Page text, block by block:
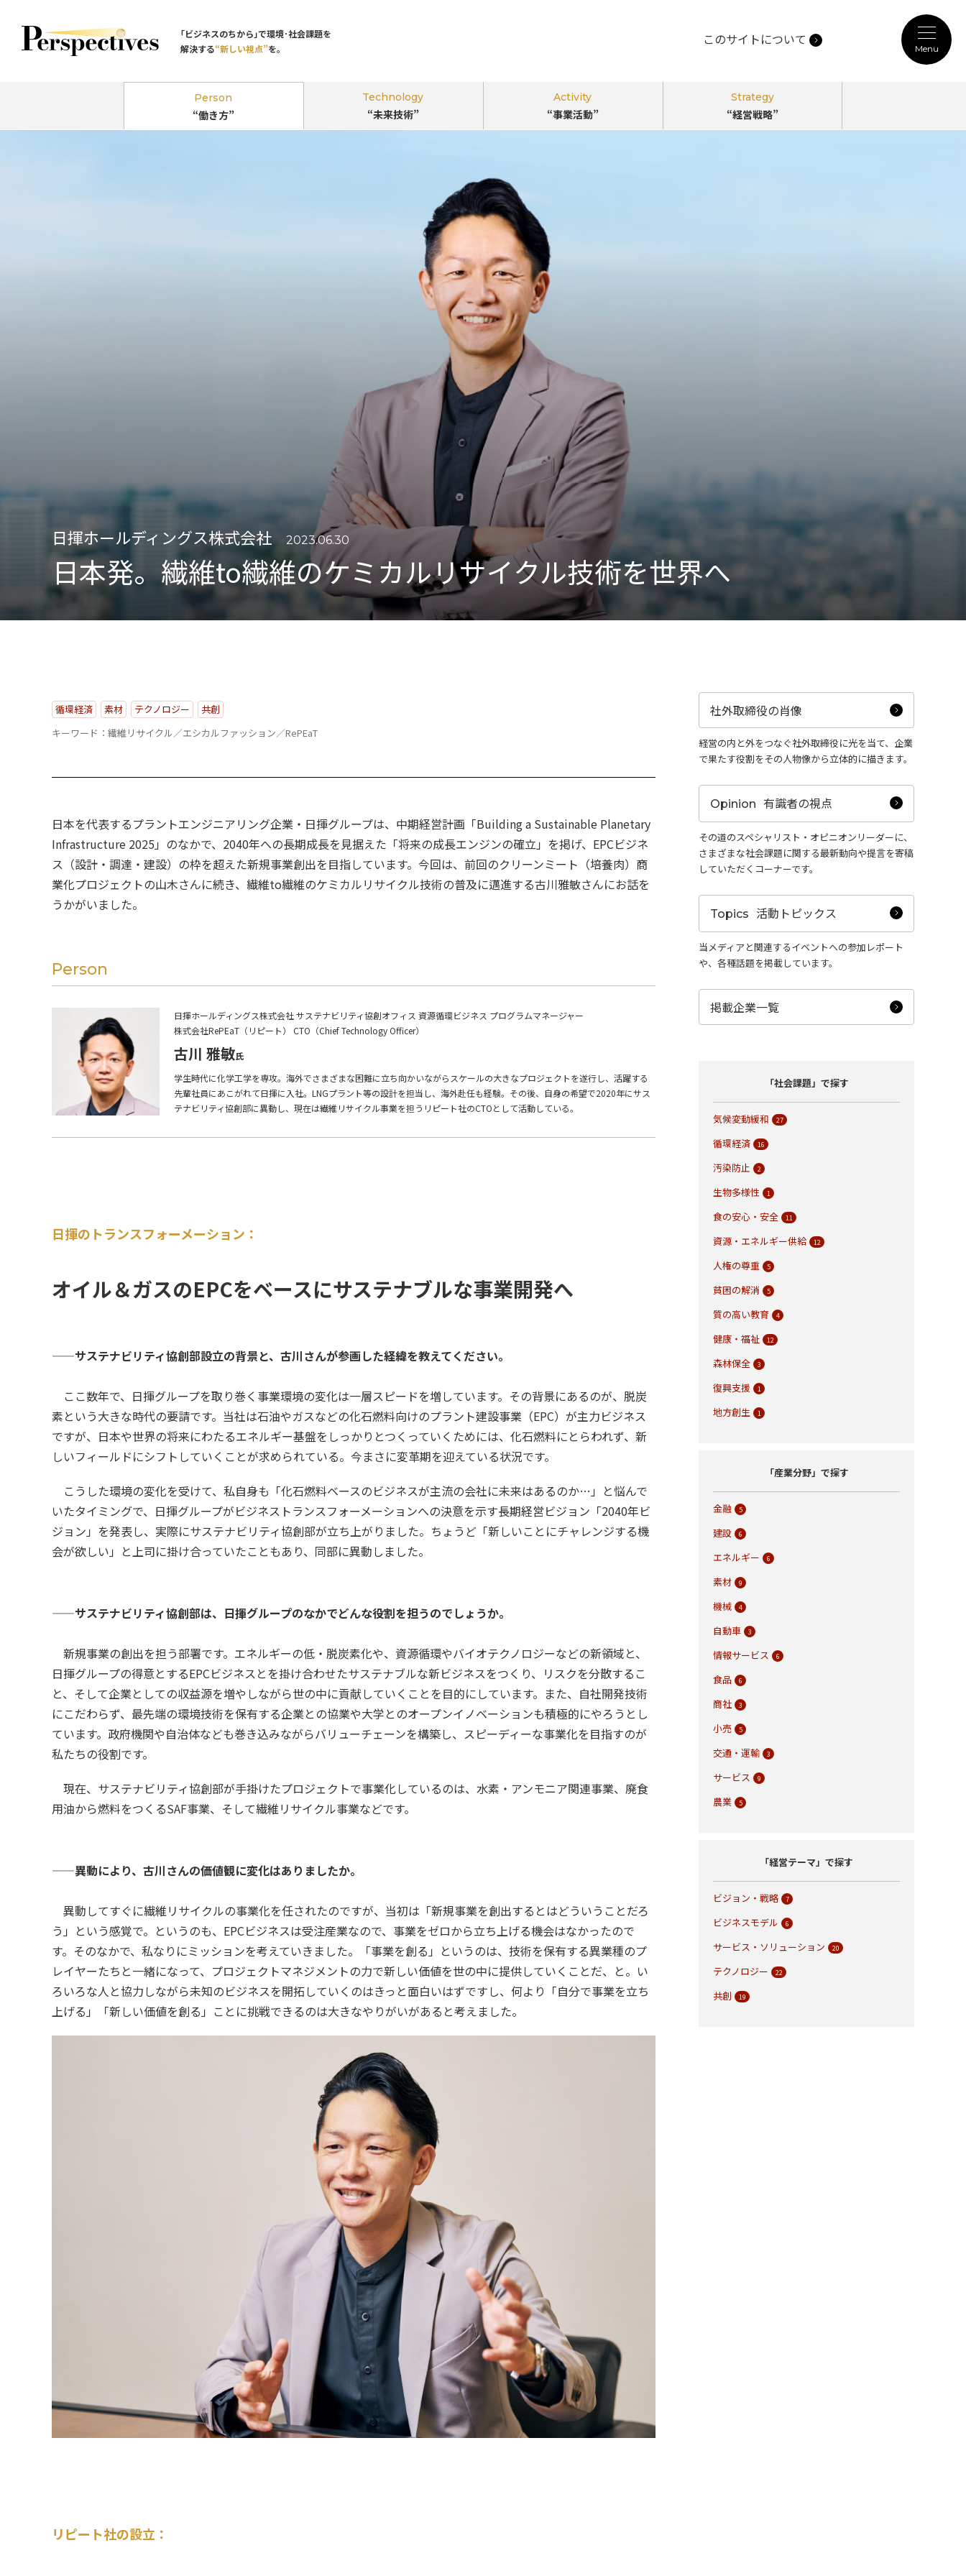
｢ビジネスのちから｣で環境･社会課題を
解決する“新しい視点”を。
このサイトについて
Person
“働き方”
Technology
“未来技術”
Activity
“事業活動”
Strategy
“経営戦略”
Menu
記事カテゴリ
Person
“経営戦略”
社外取締役の肖像
有識者の視点
活動トピックス
“新しい視点”を。
このサイトについて
日揮ホールディングス株式会社 2023.06.30
日本発。繊維to繊維のケミカルリサイクル技術を世界へ
循環経済 素材 テクノロジー
共創
キーワード：繊維リサイクル／エシカルファッション／RePEaT
日本を代表するプラントエンジニアリング企業・日揮グループは、中期経営計画「Building a Sustainable Planetary
Infrastructure 2025」のなかで、2040年への長期成長を見据えた「将来の成長エンジンの確立」を掲げ、EPCビジネ
ス（設計・調達・建設）の枠を超えた新規事業創出を目指しています。今回は、前回のクリーンミート（培養肉）商
業化プロジェクトの山木さんに続き、繊維to繊維のケミカルリサイクル技術の普及に邁進する古川雅敏さんにお話を
うかがいました。
Person
日揮ホールディングス株式会社 サステナビリティ協創オフィス 資源循環ビジネス プログラムマネージャー
株式会社RePEaT（リピート） CTO（Chief Technology Officer）
古川 雅敏
学生時代に化学工学を専攻。海外でさまざまな困難に立ち向かいながらスケールの大きなプロジェクトを遂行し、活躍する
先輩社員にあこがれて日揮に入社。LNGプラント等の設計を担当し、海外赴任も経験。その後、自身の希望で2020年にサス
テナビリティ協創部に異動し、現在は繊維リサイクル事業を担うリピート社のCTOとして活動している。
日揮のトランスフォーメーション：
オイル＆ガスのEPCをベースにサステナブルな事業開発へ
——サステナビリティ協創部設立の背景と、古川さんが参画した経緯を教えてください。
ここ数年で、日揮グループを取り巻く事業環境の変化は一層スピードを増しています。その背景にあるのが、脱炭
素という大きな時代の要請です。当社は石油やガスなどの化石燃料向けのプラント建設事業（EPC）が主力ビジネス
ですが、日本や世界の将来にわたるエネルギー基盤をしっかりとつくっていくためには、化石燃料にとらわれず、新
しいフィールドにシフトしていくことが求められている。今まさに変革期を迎えている状況です。
こうした環境の変化を受けて、私自身も「化石燃料ベースのビジネスが主流の会社に未来はあるのか…」と悩んで
いたタイミングで、日揮グループがビジネストランスフォーメーションへの決意を示す長期経営ビジョン「2040年ビ
ジョン」を発表し、実際にサステナビリティ協創部が立ち上がりました。ちょうど「新しいことにチャレンジする機
会が欲しい」と上司に掛け合っていたこともあり、同部に異動しました。
——サステナビリティ協創部は、日揮グループのなかでどんな役割を担うのでしょうか。
新規事業の創出を担う部署です。エネルギーの低・脱炭素化や、資源循環やバイオテクノロジーなどの新領域と、
日揮グループの得意とするEPCビジネスとを掛け合わせたサステナブルな新ビジネスをつくり、リスクを分散するこ
と、そして企業としての収益源を増やしながら世の中に貢献していくことを目的にしています。また、自社開発技術
にこだわらず、最先端の環境技術を保有する企業との協業や大学とのオープンイノベーションも積極的にやろうとし
ています。政府機関や自治体なども巻き込みながらバリューチェーンを構築し、スピーディーな事業化を目指すのが
私たちの役割です。
現在、サステナビリティ協創部が手掛けたプロジェクトで事業化しているのは、水素・アンモニア関連事業、廃食
用油から燃料をつくるSAF事業、そして繊維リサイクル事業などです。
——異動により、古川さんの価値観に変化はありましたか。
異動してすぐに繊維リサイクルの事業化を任されたのですが、当初は「新規事業を創出するとはどういうことだろ
う」という感覚で。というのも、EPCビジネスは受注産業なので、事業をゼロから立ち上げる機会はなかったので
す。そのなかで、私なりにミッションを考えていきました。「事業を創る」というのは、技術を保有する異業種のプ
レイヤーたちと一緒になって、プロジェクトマネジメントの力で新しい価値を世の中に提供していくことだ、と。い
ろいろな人と協力しながら未知のビジネスを開拓していくのはきっと面白いはずですし、何より「自分で事業を立ち
上げる」「新しい価値を創る」ことに挑戦できるのは大きなやりがいがあると考えました。
リピート社の設立：
社外取締役の肖像
経営の内と外をつなぐ社外取締役に光を当て、企業
で果たす役割をその人物像から立体的に描きます。
Opinion 有識者の視点
その道のスペシャリスト・オピニオンリーダーに、
さまざまな社会課題に関する最新動向や提言を寄稿
していただくコーナーです。
Topics 活動トピックス
当メディアと関連するイベントへの参加レポート
や、各種話題を掲載しています。
掲載企業一覧
「社会課題」で探す
気候変動緩和 27
循環経済 16
汚染防止 2
生物多様性 1
食の安心・安全 11
資源・エネルギー供給 12
人権の尊重 5
貧困の解消 5
質の高い教育 4
健康・福祉 12
森林保全 3
復興支援 1
地方創生 1
「産業分野」で探す
金融 5
建設 6
エネルギー 6
素材 9
機械 4
自動車 3
情報サービス 6
食品 6
商社 3
小売 5
交通・運輸 3
サービス 9
農業 5
「経営テーマ」で探す
ビジョン・戦略 7
ビジネスモデル 6
サービス・ソリューション 20
テクノロジー 22
共創 19